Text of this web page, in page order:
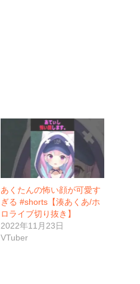
あくたんの怖い顔が可愛す
ぎる #shorts【湊あくあ/ホ
ロライブ切り抜き】
2022年11月23日
VTuber